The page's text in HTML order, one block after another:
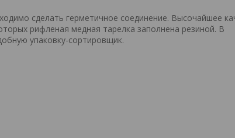
сделать герметичное соединение. Высочайшее
рифленая медная тарелка заполнена резиной. В
упаковку-сортировщик.